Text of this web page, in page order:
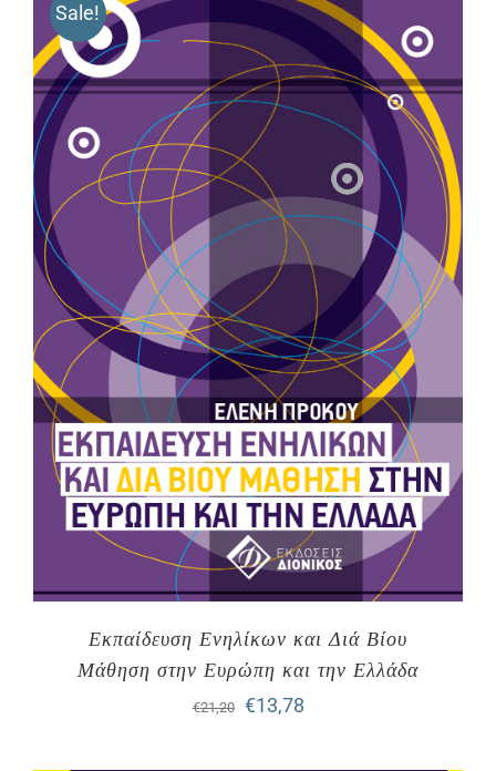
€26,50.είναι:
€18,02.
Sale!
Εκπαίδευση Ενηλίκων και Διά Βίου
Μάθηση στην Ευρώπη και την Ελλάδα
€21,20
Original
€13,78Η